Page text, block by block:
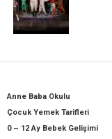
Anne Baba Okulu
Çocuk Yemek Tarifleri
0 – 12 Ay Bebek Gelişimi